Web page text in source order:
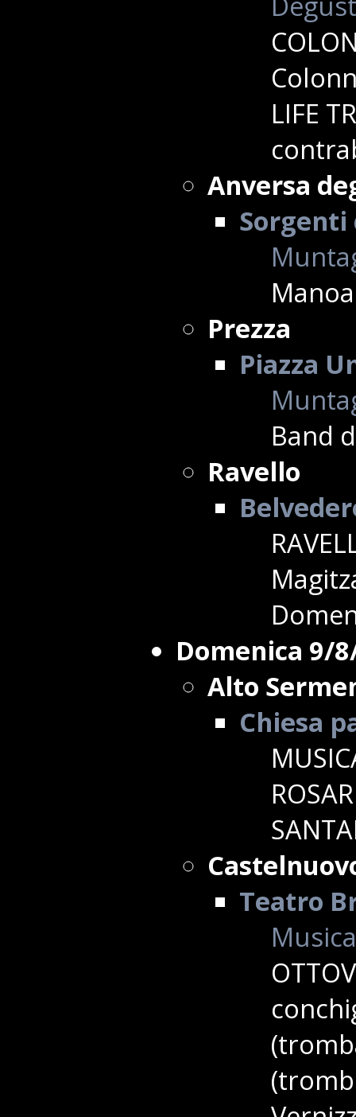
LIFE
Anversa
Sorgenti
Prezza
Piazza
Band
Ravello
Domenica 9/
Alto
Chiesa
Teatro